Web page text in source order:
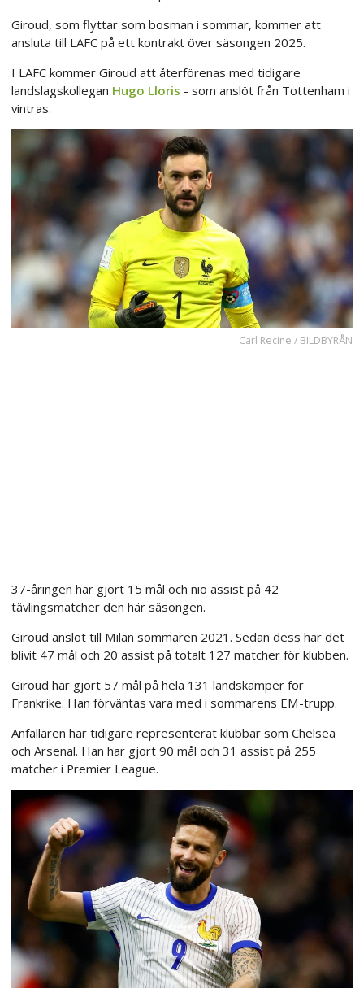
Giroud, som flyttar som bosman i sommar, kommer att
ansluta till LAFC på ett kontrakt över säsongen 2025.
I LAFC kommer Giroud att återförenas med tidigare
landslagskollegan Hugo Lloris - som anslöt från Tottenham i
vintras.
Carl Recine / BILDBYRÅN
37-åringen har gjort 15 mål och nio assist på 42
tävlingsmatcher den här säsongen.
Giroud anslöt till Milan sommaren 2021. Sedan dess har det
blivit 47 mål och 20 assist på totalt 127 matcher för klubben.
Giroud har gjort 57 mål på hela 131 landskamper för
Frankrike. Han förväntas vara med i sommarens EM-trupp.
Anfallaren har tidigare representerat klubbar som Chelsea
och Arsenal. Han har gjort 90 mål och 31 assist på 255
matcher i Premier League.